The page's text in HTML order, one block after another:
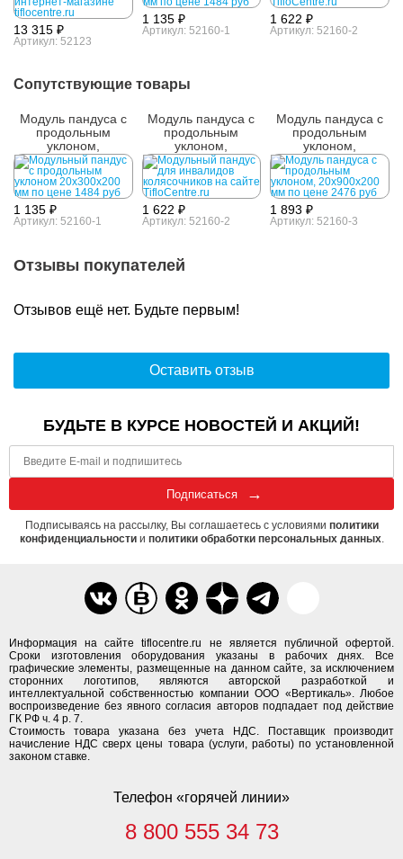
13 315 ₽
Артикул: 52123
1 135 ₽
Артикул: 52160-1
1 622 ₽
Артикул: 52160-2
Сопутствующие товары
Модуль пандуса с
продольным
уклоном,
20х300х200 мм
1 135 ₽
Артикул: 52160-1
Модуль пандуса с
продольным
уклоном,
20х700х200 мм
1 622 ₽
Артикул: 52160-2
Модуль пандуса с
продольным
уклоном,
20х900х200 мм
1 893 ₽
Артикул: 52160-3
Отзывы покупателей
Отзывов ещё нет. Будьте первым!
Оставить отзыв
Информация на сайте tiflocentre.ru не является публичной офертой.
Сроки изготовления оборудования указаны в рабочих днях. Все
графические элементы, размещенные на данном сайте, за исключением
сторонних логотипов, являются авторской разработкой и
интеллектуальной собственностью компании ООО «Вертикаль». Любое
воспроизведение без явного согласия авторов подпадает под действие
ГК РФ ч. 4 р. 7.
Стоимость товара указана без учета НДС. Поставщик производит
начисление НДС сверх цены товара (услуги, работы) по установленной
законом ставке.
Телефон «горячей линии»
8 800 555 34 73
БУДЬТЕ В КУРСЕ НОВОСТЕЙ И АКЦИЙ!
Подписаться
Подписываясь на рассылку, Вы соглашаетесь с условиями политики
конфиденциальностии политики обработки персональных данных.